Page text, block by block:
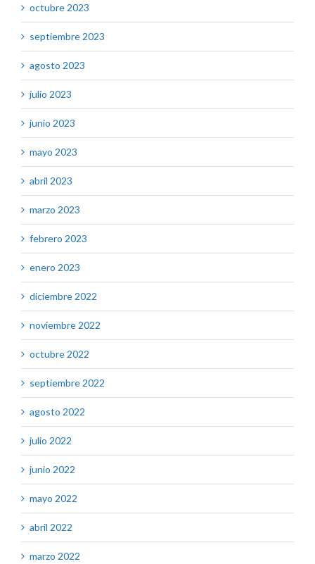
octubre 2023
septiembre 2023
agosto 2023
julio 2023
junio 2023
mayo 2023
abril 2023
marzo 2023
febrero 2023
enero 2023
diciembre 2022
noviembre 2022
octubre 2022
septiembre 2022
agosto 2022
julio 2022
junio 2022
mayo 2022
abril 2022
marzo 2022